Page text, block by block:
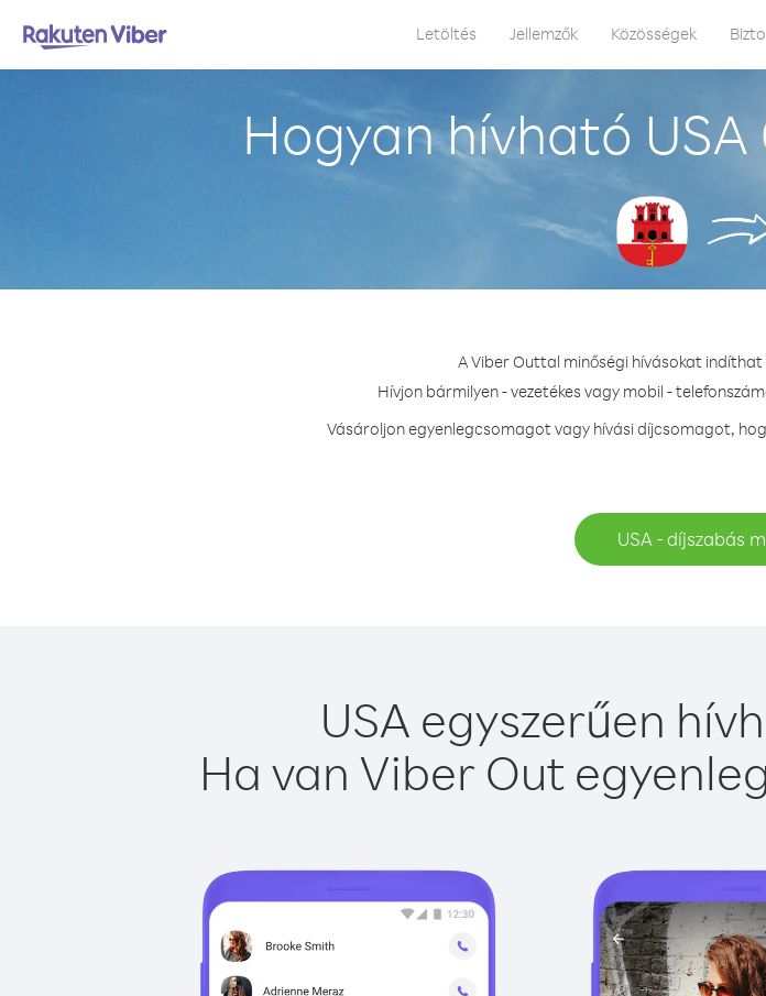
Letöltés Jellemzők Közösségek
Hogyan hívható
A Viber Outtal minőségi hívásokat
Hívjon bármilyen - vezetékes vagy mobil -
Vásároljon egyenlegcsomagot vagy hívási díjcsomagot,
USA - díjszabás
USA egyszerűen
Ha van Viber Out